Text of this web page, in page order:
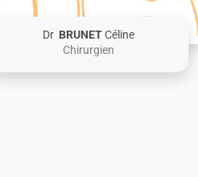
DrBRUNETCéline
Chirurgien